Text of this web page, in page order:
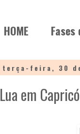
HOME Fases
terça-feira, 30
Lua em